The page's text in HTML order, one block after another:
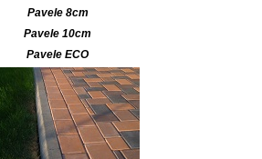
Pavele 8cm
Pavele 10cm
Pavele ECO